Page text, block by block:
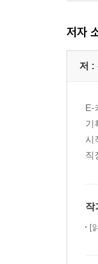
저자
저 :
E-
기
시
직
작
[